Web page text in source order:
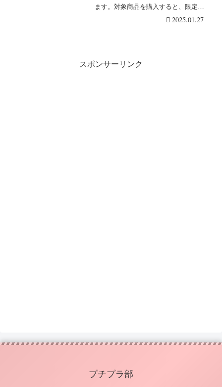
ます。対象商品を購入すると、限定の
おまけが店頭でもら・・・続きを読む
2025.01.27
スポンサーリンク
プチプラ部